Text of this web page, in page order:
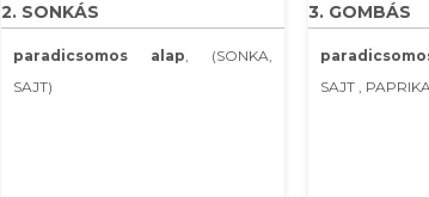
2. SONKÁS
paradicsomos alap, (SONKA,
SAJT)
3. GOMBÁS
SAJT ,